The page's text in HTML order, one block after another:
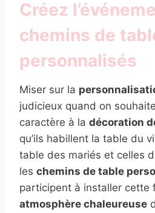
Créez
chemins de
personnalisés
Miser sur la
judicieux quand on
caractère à la décoration
qu’ils habillent la table du
table des mariés et celles
les chemins de table
participent à installer cette
atmosphère chaleureuse